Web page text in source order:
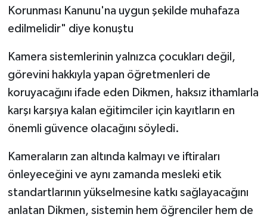
Korunması Kanunu'na uygun şekilde muhafaza
edilmelidir" diye konuştu
Kamera sistemlerinin yalnızca çocukları değil,
görevini hakkıyla yapan öğretmenleri de
koruyacağını ifade eden Dikmen, haksız ithamlarla
karşı karşıya kalan eğitimciler için kayıtların en
önemli güvence olacağını söyledi.
Kameraların zan altında kalmayı ve iftiraları
önleyeceğini ve aynı zamanda mesleki etik
standartlarının yükselmesine katkı sağlayacağını
anlatan Dikmen, sistemin hem öğrenciler hem de